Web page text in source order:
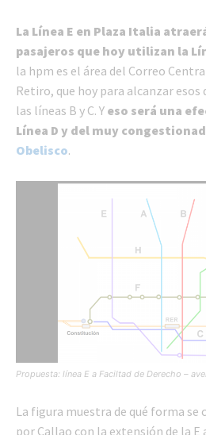
La Línea E en Plaza Italia
pasajeros que hoy utilizan la
la hpm es el área del Correo
Retiro, que hoy para alcanzar
las líneas B y C. Y eso será una
Línea D y del muy
Obelisco.
Propuesta: línea E a Faciltad de Derecho –
La figura muestra de qué forma se
por Callao con la extensión de la